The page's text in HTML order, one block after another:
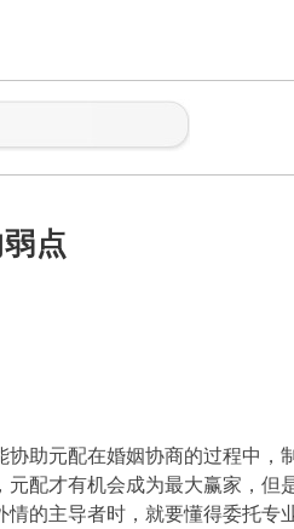
点
助元配在婚姻协商的过程中
配才有机会成为最大赢家，
的主导者时，就要懂得委托专